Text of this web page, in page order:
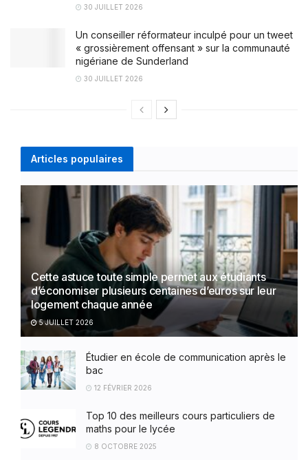
30 JUILLET 2026
Un conseiller réformateur inculpé pour un tweet
« grossièrement offensant » sur la communauté
nigériane de Sunderland
30 JUILLET 2026
Articles populaires
Cette astuce toute simple permet aux étudiants
d’économiser plusieurs centaines d’euros sur leur
logement chaque année
5 JUILLET 2026
Étudier en école de communication après le
bac
12 FÉVRIER 2026
Top 10 des meilleurs cours particuliers de
maths pour le lycée
8 OCTOBRE 2025